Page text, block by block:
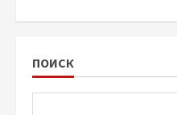
ПОИСК